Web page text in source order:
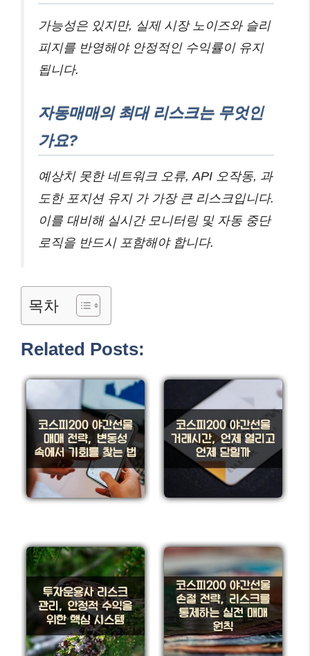
가능성은 있지만, 실제 시장 노이즈와 슬리
피지를 반영해야 안정적인 수익률이 유지
됩니다.
자동매매의 최대 리스크는 무엇인
가요?
예상치 못한 네트워크 오류, API 오작동, 과
도한 포지션 유지 가 가장 큰 리스크입니다.
이를 대비해 실시간 모니터링 및 자동 중단
로직을 반드시 포함해야 합니다.
목차
Related Posts: